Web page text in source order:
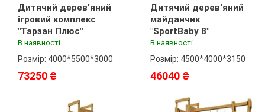
Дитячий дерев'яний
ігровий комплекс
"Тарзан Плюс"
В наявності
Розмір: 4000*5500*3000
73250 ₴
Дитячий дерев'яний
майданчик
"SportBaby 8"
В наявності
Розмір: 4500*4000*3150
46040 ₴